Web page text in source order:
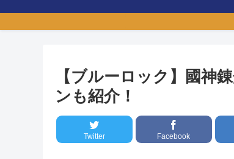
【ブルーロック】國神
ンも紹介！
Twitter Facebook